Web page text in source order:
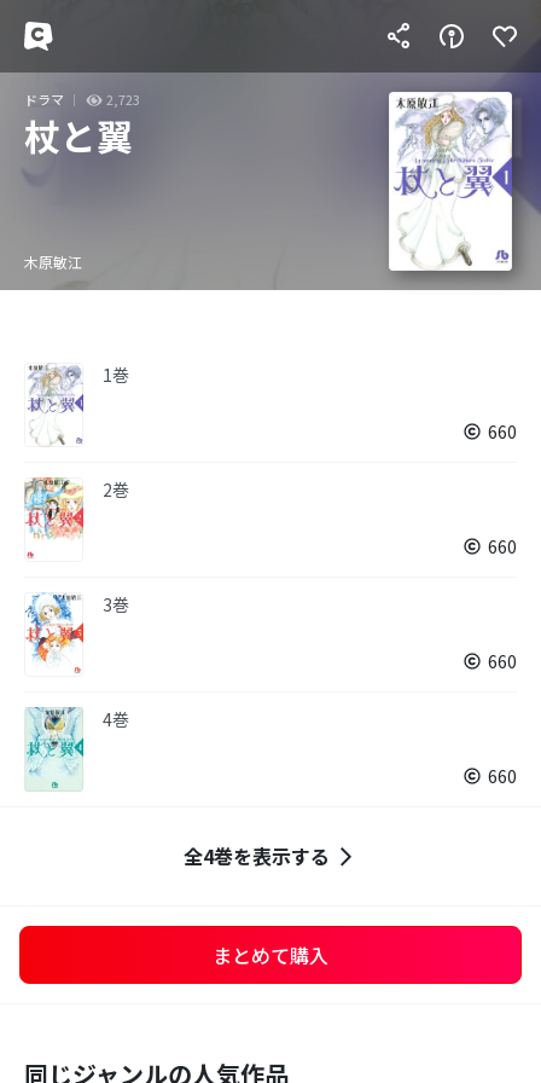
ドラマ 2,723
杖と翼
木原敏江
1巻
660
2巻
660
3巻
660
4巻
660
全4巻を表示する
まとめて購入
同じジャンルの人気作品